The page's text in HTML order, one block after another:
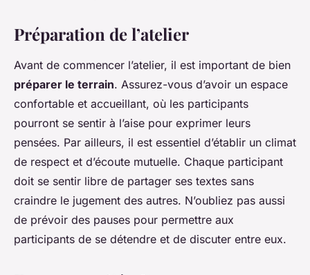
Préparation de l’atelier
Avant de commencer l’atelier, il est important de bien
préparer le terrain. Assurez-vous d’avoir un espace
confortable et accueillant, où les participants
pourront se sentir à l’aise pour exprimer leurs
pensées. Par ailleurs, il est essentiel d’établir un climat
de respect et d’écoute mutuelle. Chaque participant
doit se sentir libre de partager ses textes sans
craindre le jugement des autres. N’oubliez pas aussi
de prévoir des pauses pour permettre aux
participants de se détendre et de discuter entre eux.